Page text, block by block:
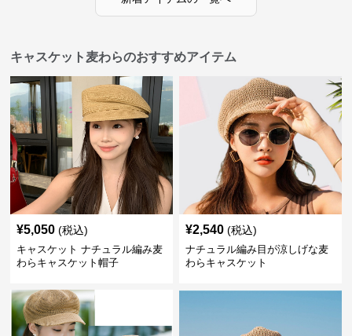
キャスケット麦わらのおすすめアイテム
¥5,050 (税込)
キャスケット ナチュラル編み麦
わらキャスケット帽子
¥2,540 (税込)
ナチュラル編み目が涼しげな麦
わらキャスケット